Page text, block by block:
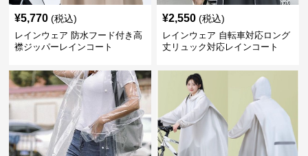
¥5,770 (税込)
レインウェア 防水フード付き高
襟ジッパーレインコート
¥2,550 (税込)
レインウェア 自転車対応ロング
丈リュック対応レインコート